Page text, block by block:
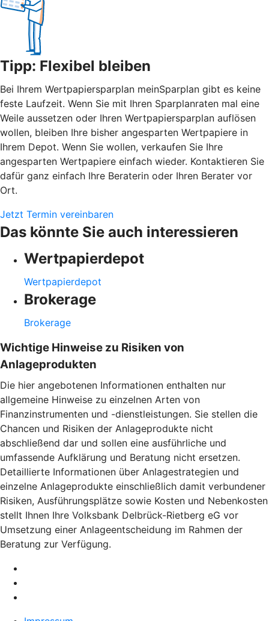
Tipp: Flexibel bleiben
Bei Ihrem Wertpapiersparplan meinSparplan gibt es keine
feste Laufzeit. Wenn Sie mit Ihren Sparplanraten mal eine
Weile aussetzen oder Ihren Wertpapiersparplan auflösen
wollen, bleiben Ihre bisher angesparten Wertpapiere in
Ihrem Depot. Wenn Sie wollen, verkaufen Sie Ihre
angesparten Wertpapiere einfach wieder. Kontaktieren Sie
dafür ganz einfach Ihre Beraterin oder Ihren Berater vor
Ort.
Jetzt Termin vereinbaren
Das könnte Sie auch interessieren
Wertpapierdepot
Wertpapierdepot
Brokerage
Brokerage
Wichtige Hinweise zu Risiken von
Anlageprodukten
Die hier angebotenen Informationen enthalten nur
allgemeine Hinweise zu einzelnen Arten von
Finanzinstrumenten und -dienstleistungen. Sie stellen die
Chancen und Risiken der Anlageprodukte nicht
abschließend dar und sollen eine ausführliche und
umfassende Aufklärung und Beratung nicht ersetzen.
Detaillierte Informationen über Anlagestrategien und
einzelne Anlageprodukte einschließlich damit verbundener
Risiken, Ausführungsplätze sowie Kosten und Nebenkosten
stellt Ihnen Ihre Volksbank Delbrück-Rietberg eG vor
Umsetzung einer Anlageentscheidung im Rahmen der
Beratung zur Verfügung.